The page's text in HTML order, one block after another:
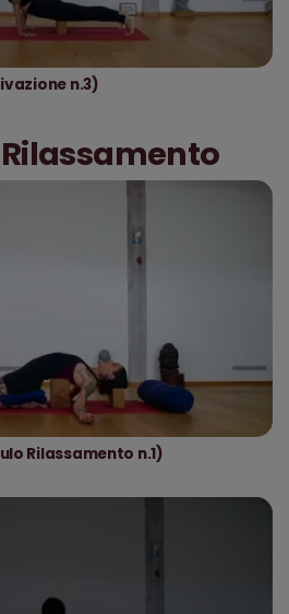
n.3)
Rilassamento n.1)